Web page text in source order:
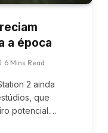
a época
6 Mins Read
2 ainda
que
potencial.…